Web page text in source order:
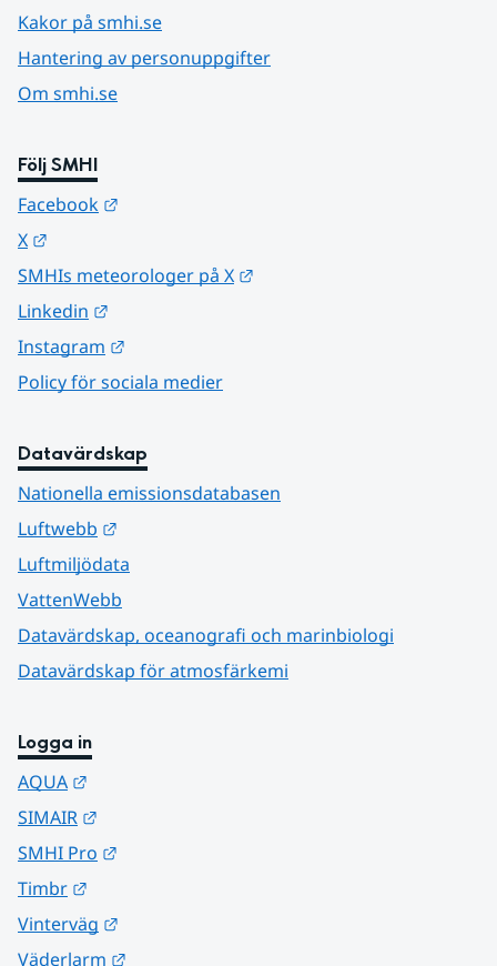
Kakor på smhi.se
Hantering av personuppgifter
Om smhi.se
Följ SMHI
Facebook
X
SMHIs meteorologer på X
Linkedin
Instagram
Policy för sociala medier
Datavärdskap
Nationella emissionsdatabasen
Luftwebb
Luftmiljödata
VattenWebb
Datavärdskap, oceanografi och marinbiologi
Datavärdskap för atmosfärkemi
Logga in
AQUA
SIMAIR
SMHI Pro
Timbr
Vinterväg
Väderlarm